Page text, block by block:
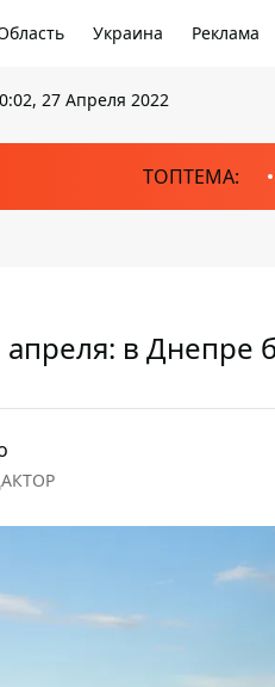
Украина Реклама
27 Апреля 2022
ТОПТЕМА:
в Днепре